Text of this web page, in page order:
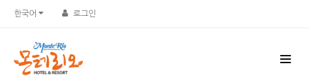
한국어 로그인
Sketchbook5, 스케치북5